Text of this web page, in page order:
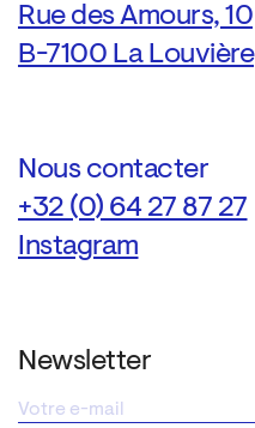
Rue des Amours, 10
B-7100 La Louvière
Nous contacter
+32 (0) 64 27 87 27
Instagram
Newsletter